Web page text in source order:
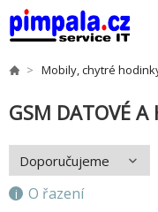
Mobily, chytré
GSM DATOVÉ A
O řazení